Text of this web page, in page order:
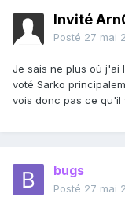
Invité
Posté 27 mai
Je sais ne plus où j'ai
voté Sarko
vois donc pas ce qu'il
bugs
Posté 27 mai